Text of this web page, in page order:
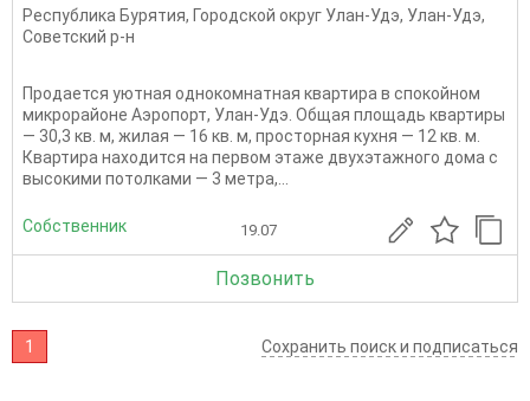
Республика Бурятия, Городской округ Улан-Удэ, Улан-Удэ,
Советский р-н
Продается уютная однокомнатная квартира в спокойном
микрорайоне Аэропорт, Улан-Удэ. Общая площадь квартиры
— 30,3 кв. м, жилая — 16 кв. м, просторная кухня — 12 кв. м.
Квартира находится на первом этаже двухэтажного дома с
высокими потолками — 3 метра,...
Собственник 19.07
Позвонить
1 Сохранить поиск и подписаться